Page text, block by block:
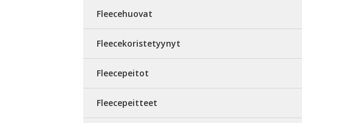
Fleecehuovat
Fleecekoristetyynyt
Fleecepeitot
Fleecepeitteet